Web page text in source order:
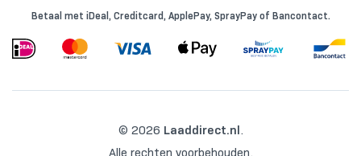
Betaal met iDeal, Creditcard, ApplePay, SprayPay of Bancontact.
© 2026 Laaddirect.nl.
Alle rechten voorbehouden.